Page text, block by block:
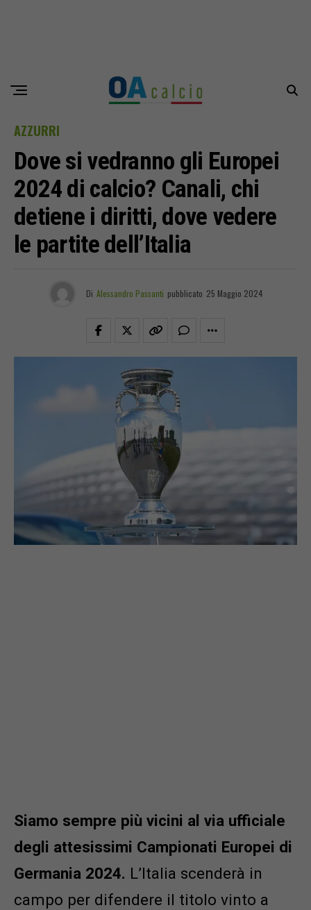
AZZURRI
Dove si vedranno gli Europei
2024 di calcio? Canali, chi
detiene i diritti, dove vedere
le partite dell’Italia
Di Alessandro Passanti pubblicato 25 Maggio 2024
Siamo sempre più vicini al via ufficiale
degli attesissimi Campionati Europei di
Germania 2024. L’Italia scenderà in
campo per difendere il titolo vinto a